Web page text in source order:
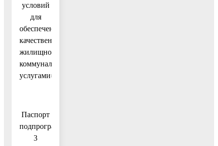
условий
для
обеспечения
качественными
жилищно-
коммунальными
услугами»
Паспорт
подпрограммы
3